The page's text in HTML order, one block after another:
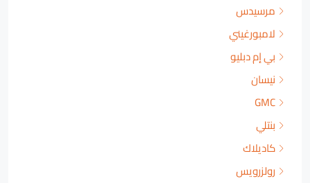
مرسيدس
لامبورغيني
بي إم دبليو
نيسان
GMC
بنتلي
كاديلاك
رولزرويس